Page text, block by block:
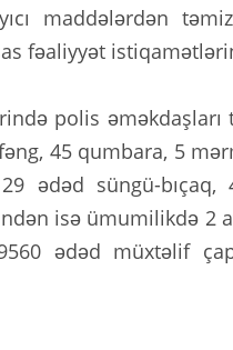
maddələrdən
fəaliyyət
polis əməkdaşları
45 qumbara, 5
ədəd süngü-
isə ümumilikdə 2
ədəd müxtəlif